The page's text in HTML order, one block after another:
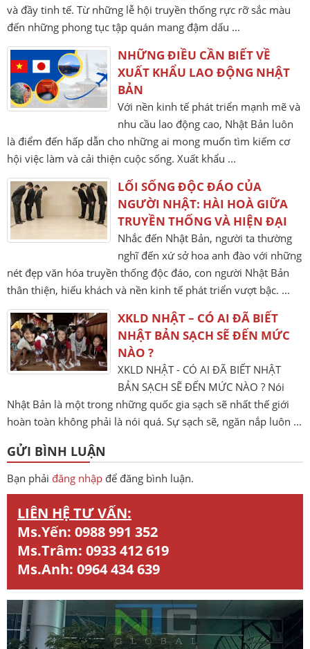
và đầy tinh tế. Từ những lễ hội truyền thống rực rỡ sắc màu
đến những phong tục tập quán mang đậm dấu ...
NHỮNG ĐIỀU CẦN BIẾT VỀ
XUẤT KHẨU LAO ĐỘNG NHẬT
BẢN
Với nền kinh tế phát triển mạnh mẽ và
nhu cầu lao động cao, Nhật Bản luôn
là điểm đến hấp dẫn cho những ai mong muốn tìm kiếm cơ
hội việc làm và cải thiện cuộc sống. Xuất khẩu ...
LỐI SỐNG ĐỘC ĐÁO CỦA
NGƯỜI NHẬT: HÀI HOÀ GIỮA
TRUYỀN THỐNG VÀ HIỆN ĐẠI
Nhắc đến Nhật Bản, người ta thường
nghĩ đến xứ sở hoa anh đào với những
nét đẹp văn hóa truyền thống độc đáo, con người Nhật Bản
thân thiện, hiếu khách và nền kinh tế phát triển vượt bậc. ...
XKLD NHẬT – CÓ AI ĐÃ BIẾT
NHẬT BẢN SẠCH SẼ ĐẾN MỨC
NÀO ?
XKLD NHẬT - CÓ AI ĐÃ BIẾT NHẬT
BẢN SẠCH SẼ ĐẾN MỨC NÀO ? Nói
Nhật Bản là một trong những quốc gia sạch sẽ nhất thế giới
hoàn toàn không phải là nói quá. Sự sạch sẽ, ngăn nắp luôn ...
GỬI BÌNH LUẬN
Bạn phải đăng nhập để đăng bình luận.
LIÊN HỆ TƯ VẤN:
Ms.Yến: 0988 991 352
Ms.Trâm: 0933 412 619
Ms.Anh: 0964 434 639